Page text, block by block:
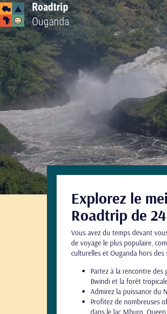
Roadtrip
Ouganda
Explorez le
Roadtrip de
Vous avez du temps devant
de voyage le plus populaire,
culturelles et Ouganda hors
Partez à la rencontre
Bwindi et la forêt
Admirez la puissance du
Profitez de nombreuses
dans le lac Mburo,